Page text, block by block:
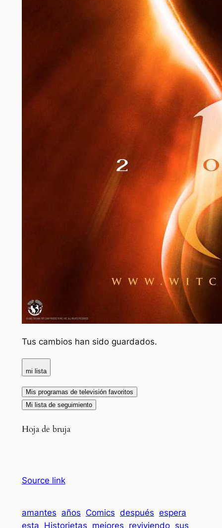
Tus cambios han sido guardados.
mi lista
Mis programas de televisión favoritos
Mi lista de seguimiento
Hoja de bruja
Source link
amantes años Comics después espera
esta Historietas mejores reviviendo sus